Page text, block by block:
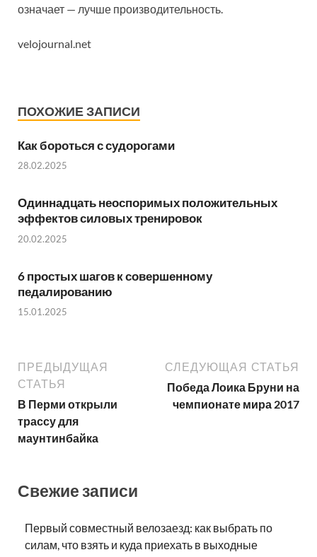
означает — лучше производительность.
velojournal.net
ПОХОЖИЕ ЗАПИСИ
Как бороться с судорогами
28.02.2025
Одиннадцать неоспоримых положительных
эффектов силовых тренировок
20.02.2025
6 простых шагов к совершенному
педалированию
15.01.2025
ПРЕДЫДУЩАЯ
СТАТЬЯ
В Перми открыли
трассу для
маунтинбайка
СЛЕДУЮЩАЯ СТАТЬЯ
Победа Лоика Бруни на
чемпионате мира 2017
Свежие записи
Первый совместный велозаезд: как выбрать по
силам, что взять и куда приехать в выходные